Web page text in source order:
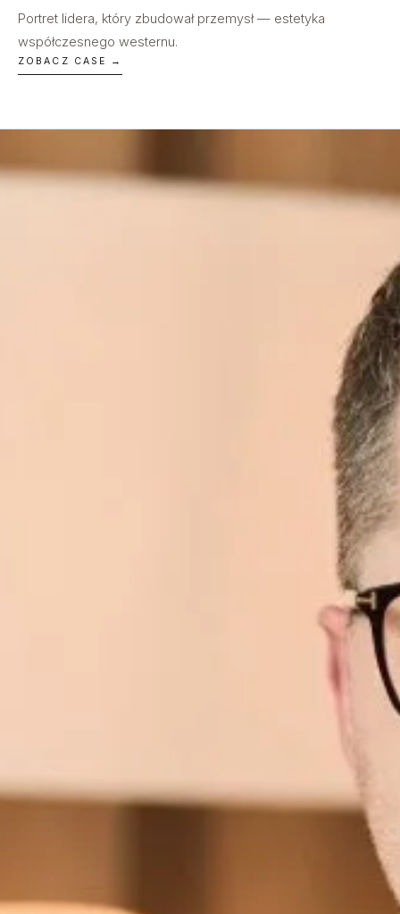
Portret lidera, który zbudował przemysł — estetyka
współczesnego westernu.
ZOBACZ CASE →